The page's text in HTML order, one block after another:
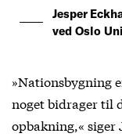
Jesper
ved Oslo
»Nationsbygning
noget bidrager til
opbakning,« siger